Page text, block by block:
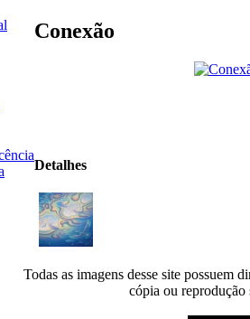
Conexão
Detalhes
Todas as imagens desse site possuem
cópia ou reprodução